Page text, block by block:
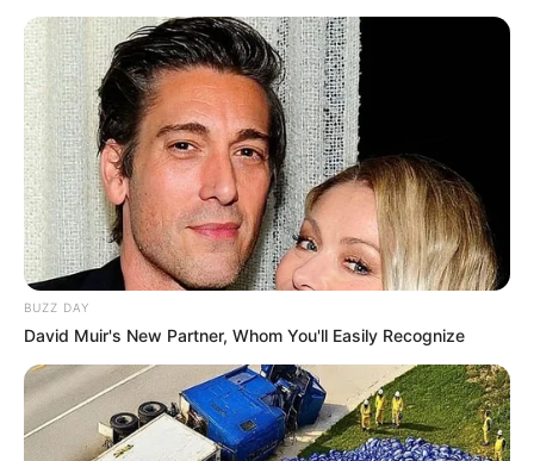
BUZZ DAY
David Muir's New Partner, Whom You'll Easily Recognize